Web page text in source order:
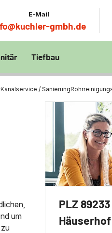
E-Mail
gmbh.de
Klärbecken
per
Tiefbau
Zentrum München
Tiefbau
Kanalservice / Sanierung
um
PLZ 89233
Häuserhof